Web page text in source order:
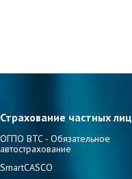
Страхование частных лиц
ОГПО ВТС - Обязательное
автострахование
SmartCASCO